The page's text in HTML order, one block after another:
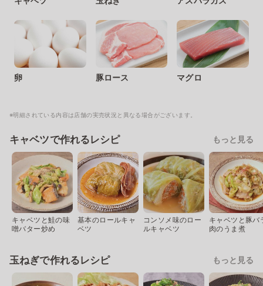
卵 豚ロース マグロ
※明細されている内容は店舗の実売状況と異なる場合がございます。
キャベツで作れるレシピ もっと見る
キャベツと鮭の味
噌バター炒め
基本のロールキャ
ベツ
コンソメ味のロー
ルキャベツ
キャベツと豚バ
肉のうま煮
玉ねぎで作れるレシピ もっと見る